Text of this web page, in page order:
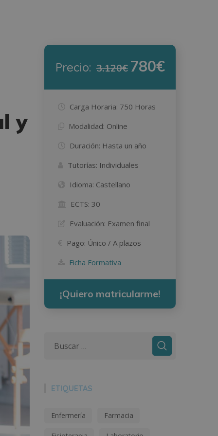
y
Precio: 3.120€ 780€
Carga Horaria: 750 Horas
Modalidad: Online
Duración: Hasta un año
Tutorías: Individuales
Idioma: Castellano
ECTS: 30
Evaluación: Examen final
Pago: Único / A plazos
Ficha Formativa
¡Quiero matricularme!
ETIQUETAS
Enfermería Farmacia